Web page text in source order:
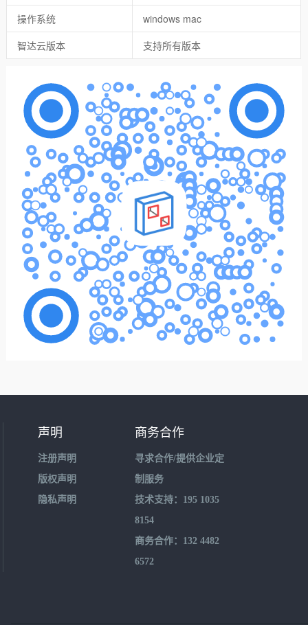
操作系统
windows mac
智达云版本
支持所有版本
声明
注册声明
版权声明
隐私声明
商务合作
寻求合作/提供企业定
制服务
技术支持：195 1035
8154
商务合作：132 4482
6572